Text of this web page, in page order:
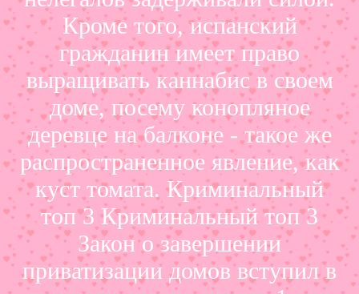
Кроме того, испанский
гражданин имеет право
выращивать каннабис в своем
доме, посему конопляное
деревце на балконе - такое же
распространенное явление, как
куст томата. Криминальный
топ 3 Криминальный топ 3
Закон о завершении
приватизации домов вступил в